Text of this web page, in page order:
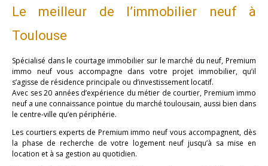
Le meilleur de l’immobilier neuf à
Toulouse
Spécialisé dans le courtage immobilier sur le marché du neuf, Premium
immo neuf vous accompagne dans votre projet immobilier, qu’il
s’agisse de résidence principale ou d’investissement locatif.
Avec ses 20 années d’expérience du métier de courtier, Premium immo
neuf a une connaissance pointue du marché toulousain, aussi bien dans
le centre-ville qu’en périphérie.
Les courtiers experts de Premium immo neuf vous accompagnent, dès
la phase de recherche de votre logement neuf jusqu’à sa mise en
location et à sa gestion au quotidien.